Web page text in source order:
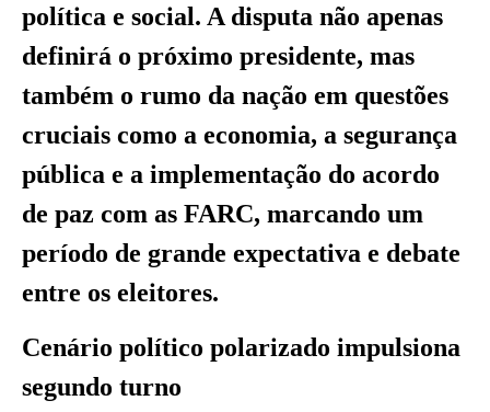
política e social. A disputa não apenas
definirá o próximo presidente, mas
também o rumo da nação em questões
cruciais como a economia, a segurança
pública e a implementação do acordo
de paz com as FARC, marcando um
período de grande expectativa e debate
entre os eleitores.
Cenário político polarizado impulsiona
segundo turno